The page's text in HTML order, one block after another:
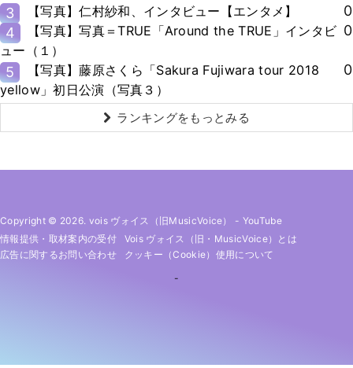
3 【写真】仁村紗和、インタビュー【エンタメ】
0
4
【写真】写真＝TRUE「Around the TRUE」インタビ
ュー（１）
0
5
【写真】藤原さくら「Sakura Fujiwara tour 2018
yellow」初日公演（写真３）
0
ランキングをもっとみる
Copyright © 2026. vois ヴォイス（旧MusicVoice） - YouTube
情報提供・取材案内の受付
Vois ヴォイス（旧・MusicVoice）とは
広告に関するお問い合わせ
クッキー（cookie）使用について
-